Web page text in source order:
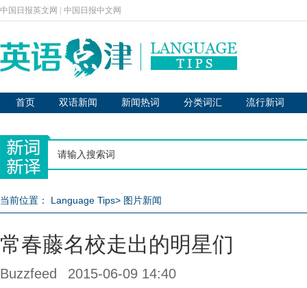
中国日报英文网 中国日报中文网
首页 双语新闻 新闻热词 分类词汇 流行新词
当前位置： Language Tips> 图片新闻
常春藤名校走出的明星们
Buzzfeed 2015-06-09 14:40